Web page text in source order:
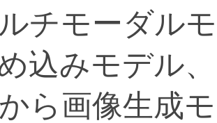
チモーダル
込みモデル
ら画像生成